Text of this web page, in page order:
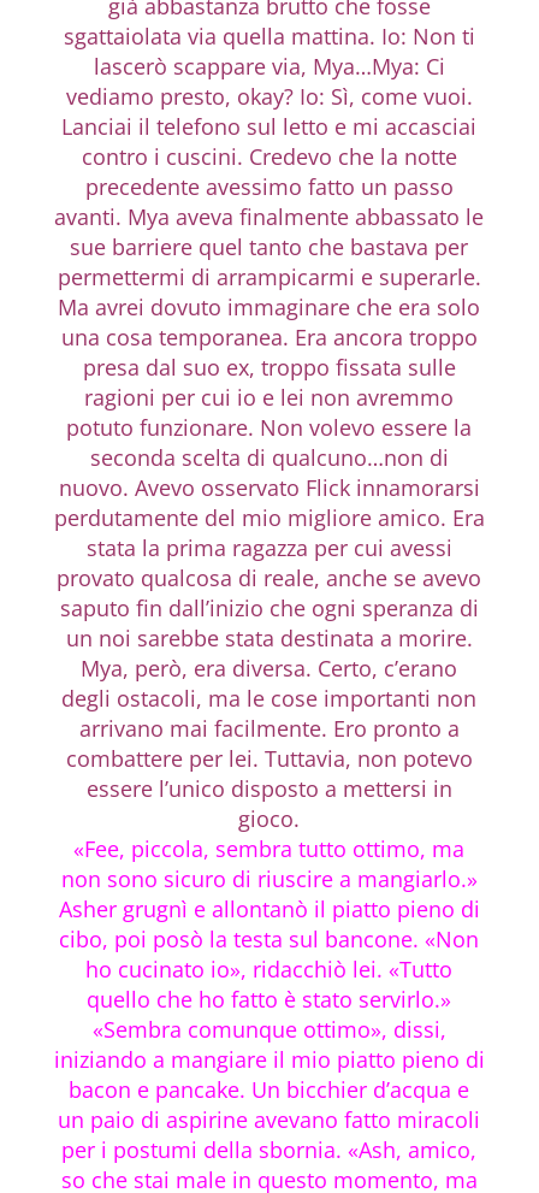
sgattaiolata via quella mattina. Io: Non ti
lascerò scappare via, Mya…Mya: Ci
vediamo presto, okay? Io: Sì, come vuoi.
Lanciai il telefono sul letto e mi accasciai
contro i cuscini. Credevo che la notte
precedente avessimo fatto un passo
avanti. Mya aveva finalmente abbassato le
sue barriere quel tanto che bastava per
permettermi di arrampicarmi e superarle.
Ma avrei dovuto immaginare che era solo
una cosa temporanea. Era ancora troppo
presa dal suo ex, troppo fissata sulle
ragioni per cui io e lei non avremmo
potuto funzionare. Non volevo essere la
seconda scelta di qualcuno…non di
nuovo. Avevo osservato Flick innamorarsi
perdutamente del mio migliore amico. Era
stata la prima ragazza per cui avessi
provato qualcosa di reale, anche se avevo
saputo fin dall’inizio che ogni speranza di
un noi sarebbe stata destinata a morire.
Mya, però, era diversa. Certo, c’erano
degli ostacoli, ma le cose importanti non
arrivano mai facilmente. Ero pronto a
combattere per lei. Tuttavia, non potevo
essere l’unico disposto a mettersi in
gioco.
«Fee, piccola, sembra tutto ottimo, ma
non sono sicuro di riuscire a mangiarlo.»
Asher grugnì e allontanò il piatto pieno di
cibo, poi posò la testa sul bancone. «Non
ho cucinato io», ridacchiò lei. «Tutto
quello che ho fatto è stato servirlo.»
«Sembra comunque ottimo», dissi,
iniziando a mangiare il mio piatto pieno di
bacon e pancake. Un bicchier d’acqua e
un paio di aspirine avevano fatto miracoli
per i postumi della sbornia. «Ash, amico,
so che stai male in questo momento, ma